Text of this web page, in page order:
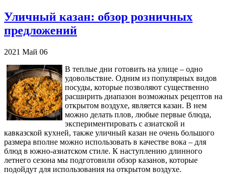
Уличный казан: обзор розничных
предложений
2021 Май 06
В теплые дни готовить на улице – одно
удовольствие. Одним из популярных видов
посуды, которые позволяют существенно
расширить диапазон возможных рецептов на
открытом воздухе, является казан. В нем
можно делать плов, любые первые блюда,
экспериментировать с азиатской и
кавказской кухней, также уличный казан не очень большого
размера вполне можно использовать в качестве вока – для
блюд в южно-азиатском стиле. К наступлению длинного
летнего сезона мы подготовили обзор казанов, которые
подойдут для использования на открытом воздухе.